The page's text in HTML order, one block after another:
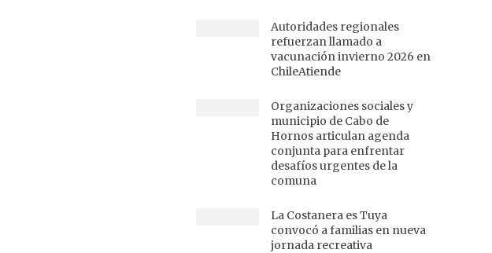
Autoridades regionales
refuerzan llamado a
vacunación invierno 2026 en
ChileAtiende
Organizaciones sociales y
municipio de Cabo de
Hornos articulan agenda
conjunta para enfrentar
desafíos urgentes de la
comuna
La Costanera es Tuya
convocó a familias en nueva
jornada recreativa